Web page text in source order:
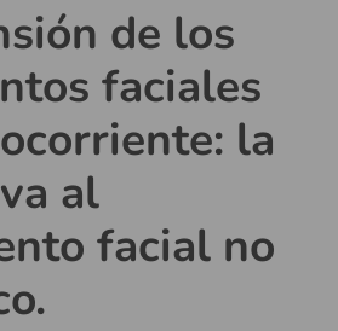
de los
faciales
la
al
facial no